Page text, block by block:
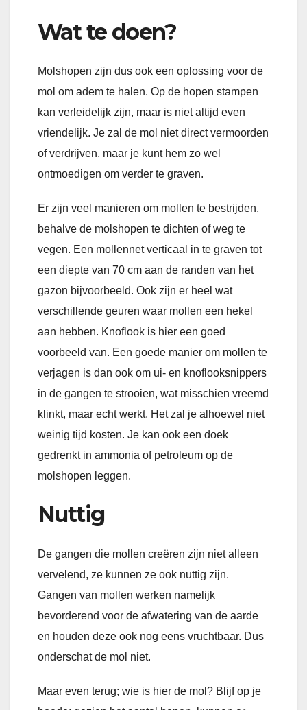
Wat te doen?
Molshopen zijn dus ook een oplossing voor de
mol om adem te halen. Op de hopen stampen
kan verleidelijk zijn, maar is niet altijd even
vriendelijk. Je zal de mol niet direct vermoorden
of verdrijven, maar je kunt hem zo wel
ontmoedigen om verder te graven.
Er zijn veel manieren om mollen te bestrijden,
behalve de molshopen te dichten of weg te
vegen. Een mollennet verticaal in te graven tot
een diepte van 70 cm aan de randen van het
gazon bijvoorbeeld. Ook zijn er heel wat
verschillende geuren waar mollen een hekel
aan hebben. Knoflook is hier een goed
voorbeeld van. Een goede manier om mollen te
verjagen is dan ook om ui- en knoflooksnippers
in de gangen te strooien, wat misschien vreemd
klinkt, maar echt werkt. Het zal je alhoewel niet
weinig tijd kosten. Je kan ook een doek
gedrenkt in ammonia of petroleum op de
molshopen leggen.
Nuttig
De gangen die mollen creëren zijn niet alleen
vervelend, ze kunnen ze ook nuttig zijn.
Gangen van mollen werken namelijk
bevorderend voor de afwatering van de aarde
en houden deze ook nog eens vruchtbaar. Dus
onderschat de mol niet.
Maar even terug; wie is hier de mol? Blijf op je